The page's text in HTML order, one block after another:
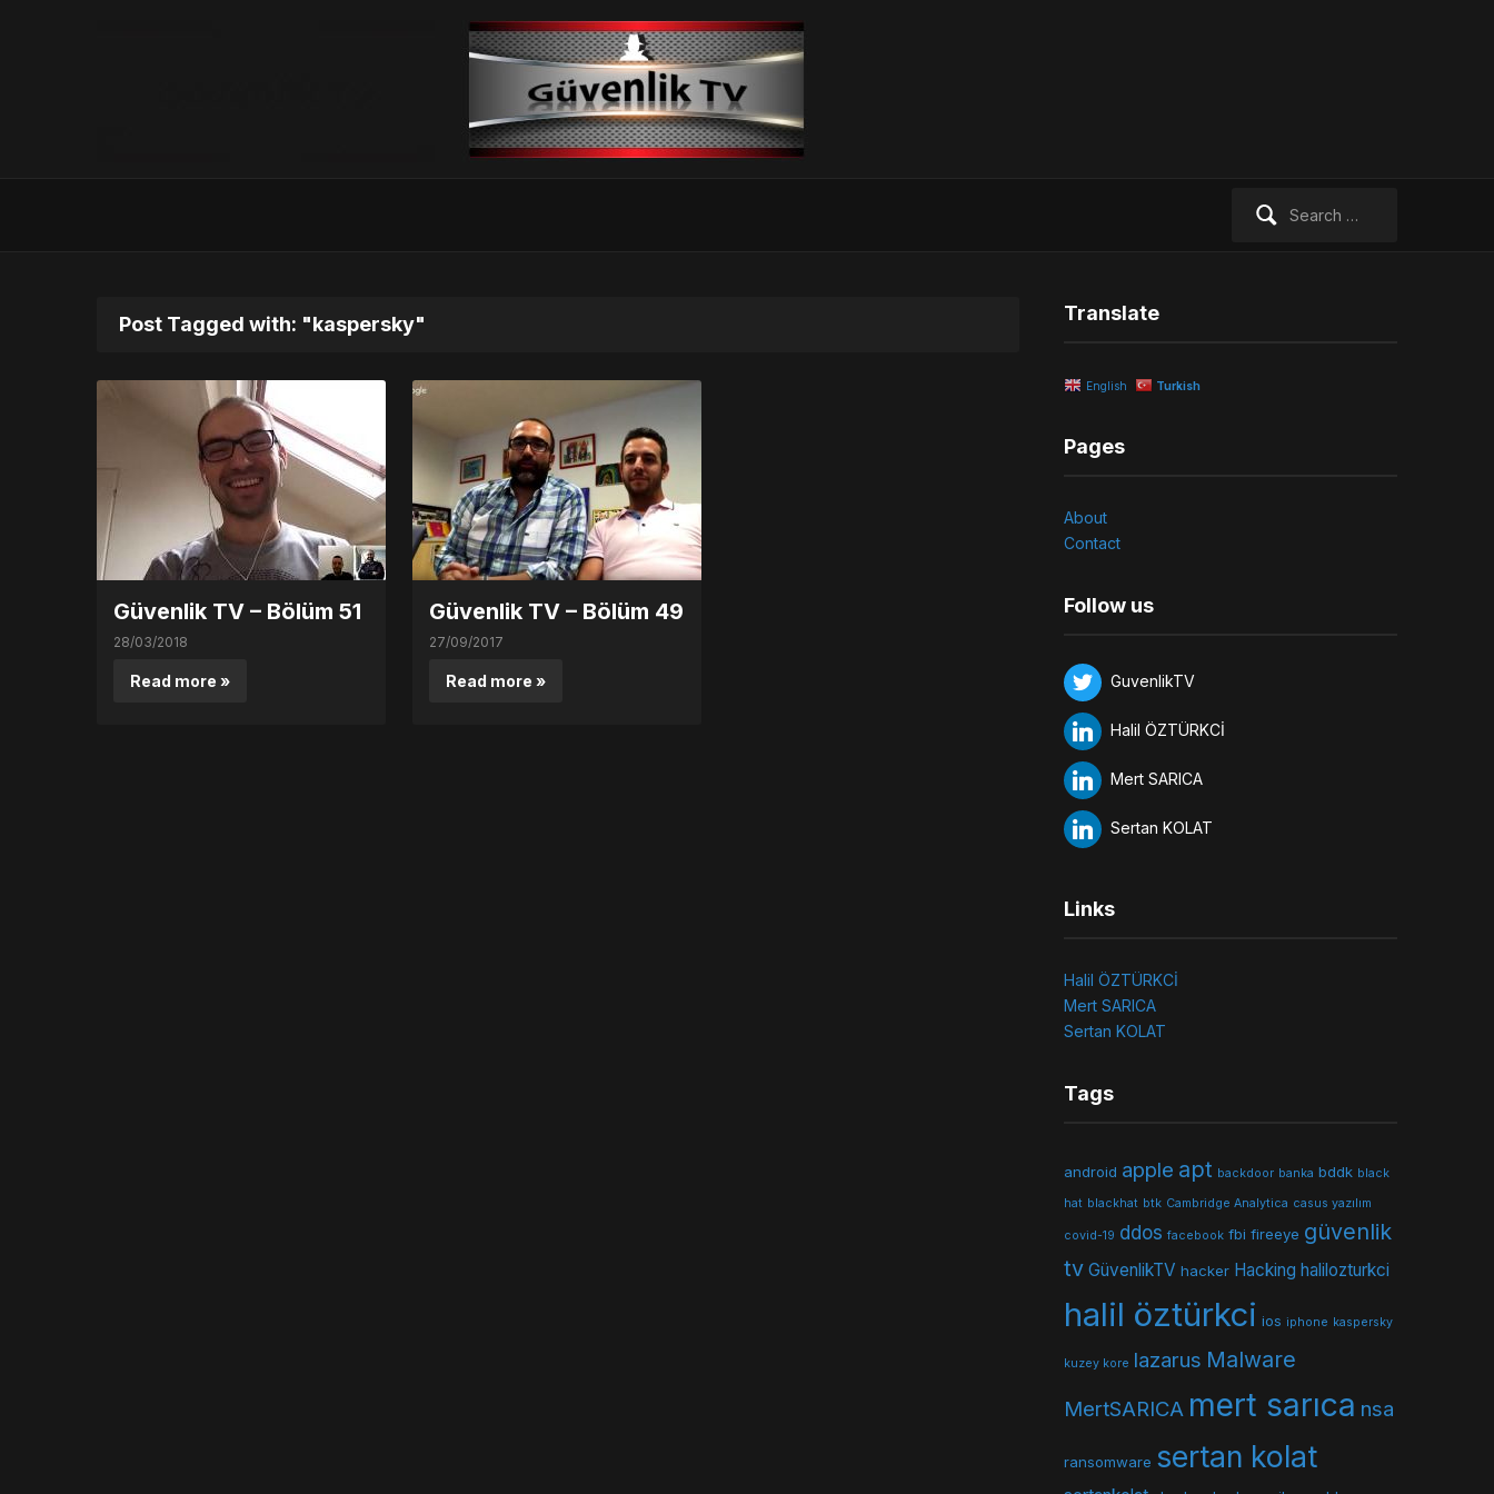
Post Tagged with: "kaspersky"
Güvenlik TV – Bölüm 51
28/03/2018
Read more »
Güvenlik TV – Bölüm 49
27/09/2017
Read more »
Translate
English Turkish
Pages
About
Contact
Follow us
GuvenlikTV
Halil ÖZTÜRKCİ
Mert SARICA
Sertan KOLAT
Links
Halil ÖZTÜRKCİ
Mert SARICA
Sertan KOLAT
Tags
android apple apt backdoor banka bddk black
hat blackhat btk Cambridge Analytica casus yazılım
covid-19 ddos facebook fbi fireeye güvenlik
tv GüvenlikTV hacker Hacking halilozturkci
halil öztürkci ios iphone kaspersky
kuzey kore lazarus Malware
MertSARICA mert sarıca nsa
ransomware sertan kolat